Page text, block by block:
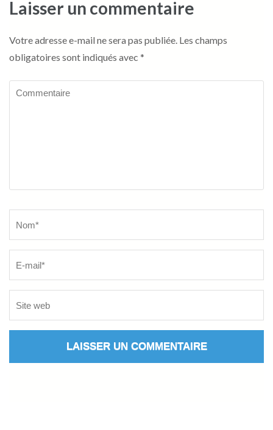
Laisser un commentaire
Votre adresse e-mail ne sera pas publiée. Les champs
obligatoires sont indiqués avec *
Commentaire